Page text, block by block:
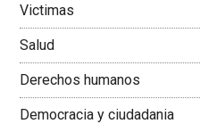
Victimas
Salud
Derechos humanos
Democracia y ciudadania